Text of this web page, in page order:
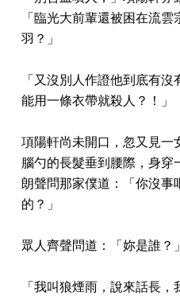
「臨光大前輩還被困在流
羽？」
「又沒別人作證他到底有
能用一條衣帶就殺人？！」
項陽軒尚未開口，忽又見一
腦勺的長髮垂到腰際，身穿
朗聲問那家僕道：「你沒事
的？」
眾人齊聲問道：「妳是誰？」
「我叫狼煙雨，說來話長